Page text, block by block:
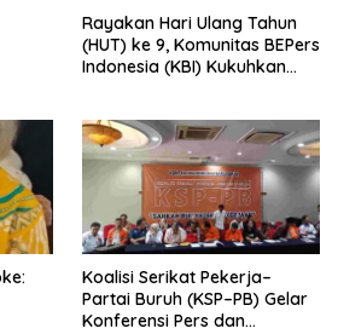
Rayakan Hari Ulang Tahun
(HUT) ke 9, Komunitas BEPers
Indonesia (KBI) Kukuhkan
Tema: “Penguatan dan
Pengembangan Organisasi
KBI yang Berbasis Riset di
seluruh Indonesia dan
Mancanegara”.
Koalisi Serikat Pekerja–
Partai Buruh (KSP–PB) Gelar
Konferensi Pers dan